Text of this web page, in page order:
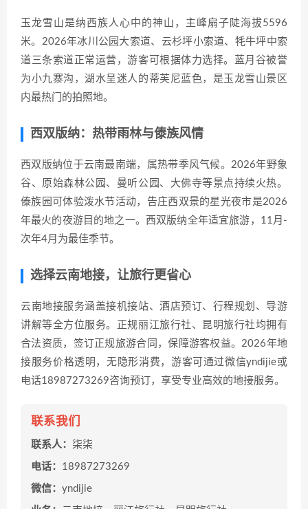
玉龙雪山是纳西族人心中的神山，主峰扇子陡海拔5596
米。2026年冰川公园大索道、云杉坪小索道、牦牛坪中索
道三条索道正常运营，游客可根据体力选择。蓝月谷被誉
为小九寨沟，湖水呈迷人的蒂芙尼蓝色，是玉龙雪山景区
内最热门的拍照地。
西双版纳：热带雨林与傣族风情
西双版纳位于云南最南端，属热带季风气候。2026年野象
谷、原始森林公园、曼听公园、大佛寺等景点持续火热。
傣族园可体验泼水节活动，告庄西双景的星光夜市是2026
年最火的夜游目的地之一。西双版纳全年适宜旅游，11月-
次年4月为最佳季节。
选择云南地接，让旅行更省心
云南地接服务涵盖接机接站、酒店预订、行程规划、导游
讲解等全方位服务。正规丽江旅行社、昆明旅行社均拥有
合法资质，签订正规旅游合同，保障游客权益。2026年地
接服务价格透明，无隐形消费，游客可通过微信yndijie或
电话18987273269咨询预订，享受专业高效的地接服务。
联系我们
联系人： 柒柒
电话： 18987273269
微信： yndijie